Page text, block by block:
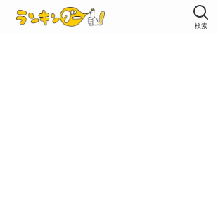
検索